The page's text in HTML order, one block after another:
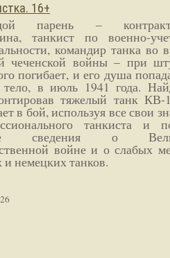
16+
парень –
танкист по военно-
командир танка во
чеченской войны – при
погибает, и его душа
тело, в июль 1941 года.
тяжелый танк
в бой, используя все свои
танкиста и
сведения о
войне и о слабых
немецких танков.